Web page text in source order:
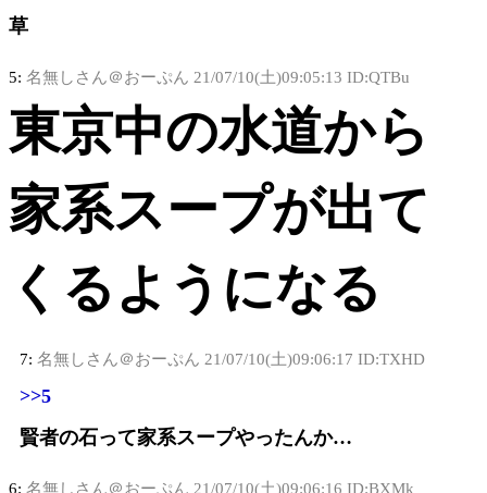
草
5: 名無しさん＠おーぷん 21/07/10(土)09:05:13 ID:QTBu
東京中の水道から
家系スープが出て
くるようになる
7: 名無しさん＠おーぷん 21/07/10(土)09:06:17 ID:TXHD
>>5
賢者の石って家系スープやったんか…
6: 名無しさん＠おーぷん 21/07/10(土)09:06:16 ID:BXMk